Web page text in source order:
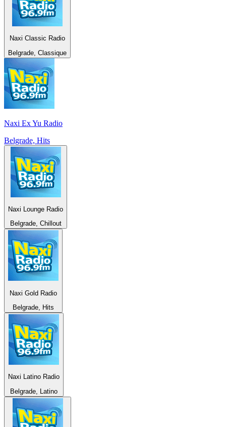
Naxi Classic Radio
Belgrade, Classique
Naxi Ex Yu Radio
Belgrade, Hits
Naxi Lounge Radio
Belgrade, Chillout
Naxi Gold Radio
Belgrade, Hits
Naxi Latino Radio
Belgrade, Latino